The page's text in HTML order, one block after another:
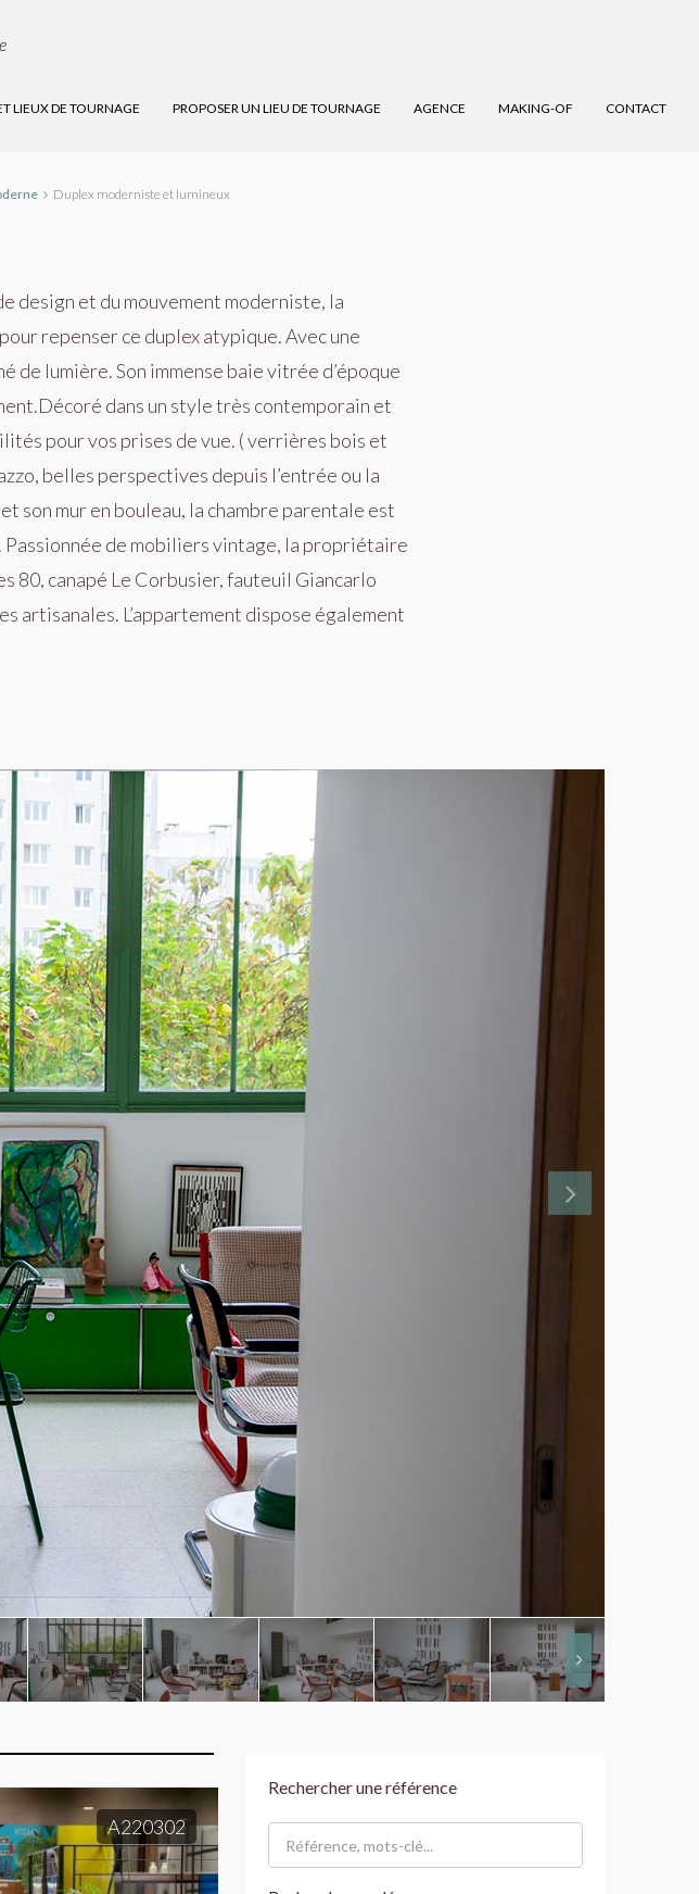
LIEUX DE TOURNAGE PROPOSER UN LIEU DE TOURNAGE AGENCE MAKING-OF CONTACT
Duplex moderniste et lumineux
design et du mouvement moderniste, la
repenser ce duplex atypique. Avec une
de lumière.Son immense baie vitrée d’époque
coré dans un style très contemporain et
pour vos prises de vue. (verrières bois et
belles perspectives depuis l’entrée ou la
son mur en bouleau, la chambre parentale est
Passionnée de mobiliers vintage, la propriétaire
80, canapé Le Corbusier, fauteuil Giancarlo
artisanales. L’appartement dispose également
A220302
Rechercher une référence